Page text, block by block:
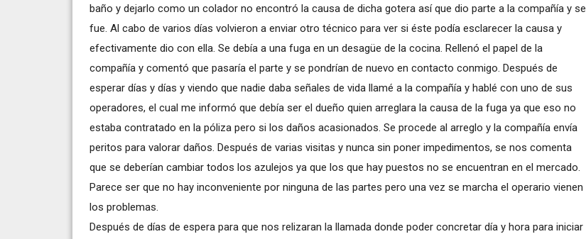
baño y dejarlo como un colador no encontró la causa de dicha gotera así que dio parte a la compañía y se
fue. Al cabo de varios días volvieron a enviar otro técnico para ver si éste podía esclarecer la causa y
efectivamente dio con ella. Se debía a una fuga en un desagüe de la cocina. Rellenó el papel de la
compañía y comentó que pasaría el parte y se pondrían de nuevo en contacto conmigo. Después de
esperar días y días y viendo que nadie daba señales de vida llamé a la compañía y hablé con uno de sus
operadores, el cual me informó que debía ser el dueño quien arreglara la causa de la fuga ya que eso no
estaba contratado en la póliza pero si los daños acasionados. Se procede al arreglo y la compañía envía
peritos para valorar daños. Después de varias visitas y nunca sin poner impedimentos, se nos comenta
que se deberían cambiar todos los azulejos ya que los que hay puestos no se encuentran en el mercado.
Parece ser que no hay inconveniente por ninguna de las partes pero una vez se marcha el operario vienen
los problemas.
Después de días de espera para que nos relizaran la llamada donde poder concretar día y hora para iniciar